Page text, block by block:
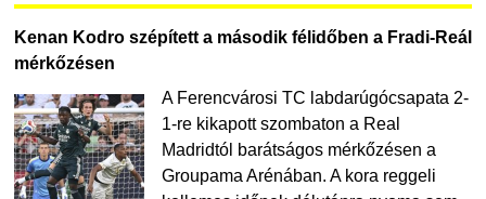
Kenan Kodro szépített a második félidőben a Fradi-Reál
mérkőzésen
A Ferencvárosi TC labdarúgócsapata 2-
1-re kikapott szombaton a Real
Madridtól barátságos mérkőzésen a
Groupama Arénában. A kora reggeli